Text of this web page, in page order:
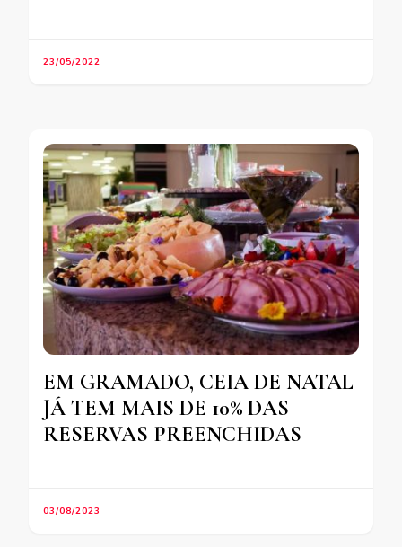
23/05/2022
EM GRAMADO, CEIA DE NATAL
JÁ TEM MAIS DE 10% DAS
RESERVAS PREENCHIDAS
03/08/2023